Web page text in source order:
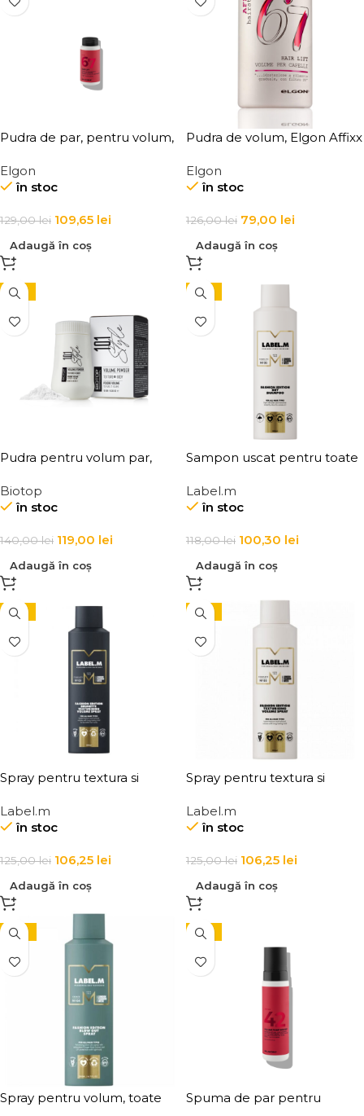
Pudra de par, pentru volum,
Elgon
în stoc
129,00lei 109,65 lei
Adaugă în coș
Pudra de volum, Elgon Affixx
Elgon
în stoc
126,00lei 79,00 lei
Adaugă în coș
-15%
Pudra pentru volum par,
Biotop
în stoc
140,00lei 119,00 lei
Adaugă în coș
-15%
Sampon uscat pentru toate
Fashion Edition Dry
Shampoo
Label.m
în stoc
118,00lei 100,30 lei
Adaugă în coș
-15%
Spray pentru textura si
Label.m Fashion Edition
Brunette Texturising Volume
Label.m
în stoc
125,00lei 106,25 lei
Adaugă în coș
-15%
Spray pentru textura si
de par Label.m Fashion
Edition Texturising Volume
Label.m
în stoc
125,00lei 106,25 lei
Adaugă în coș
-14%
Spray pentru volum, toate
-15%
Spuma de par pentru